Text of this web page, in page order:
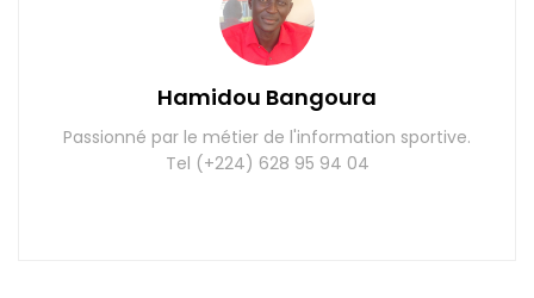
Hamidou Bangoura
Passionné par le métier de l'information sportive.
Tel (+224) 628 95 94 04